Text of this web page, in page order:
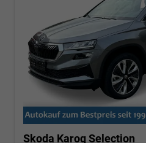
Skoda Karoq Selection